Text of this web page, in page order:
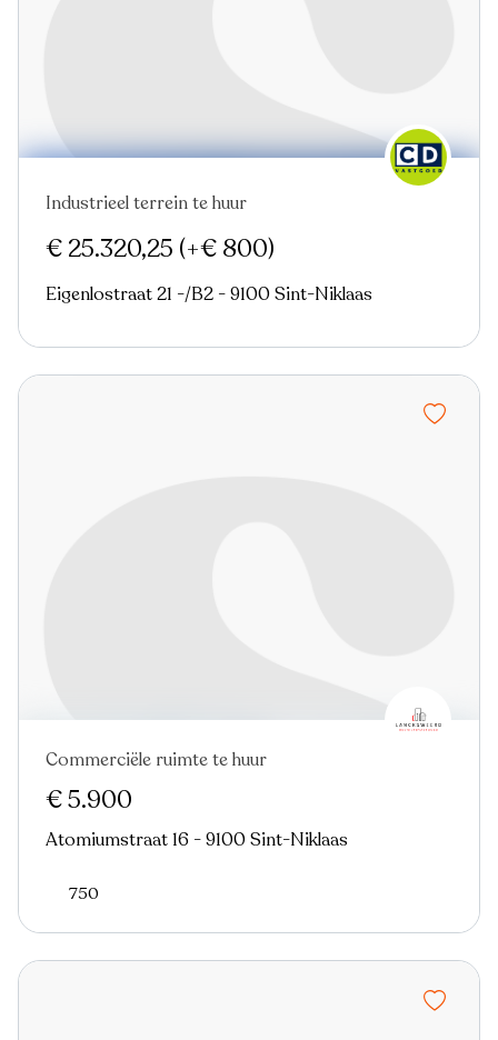
Industrieel terrein te huur
€ 25.320,25 (+€ 800)
Eigenlostraat 21 -/B2 - 9100 Sint-Niklaas
Commerciële ruimte te huur
€ 5.900
Atomiumstraat 16 - 9100 Sint-Niklaas
750